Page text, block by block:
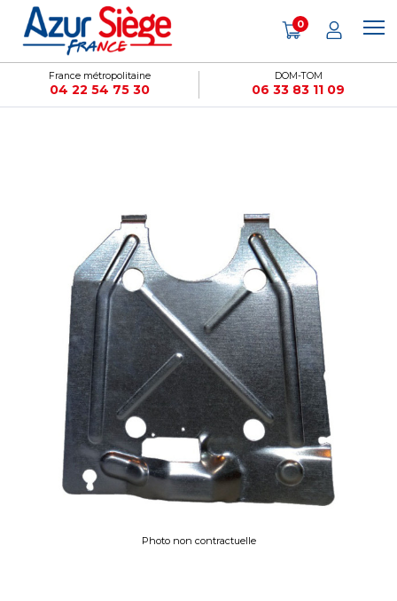
France métropolitaine
04 22 54 75 30
DOM-TOM
06 33 83 11 09
0
Photo non contractuelle
Panneau de gestion des cookies